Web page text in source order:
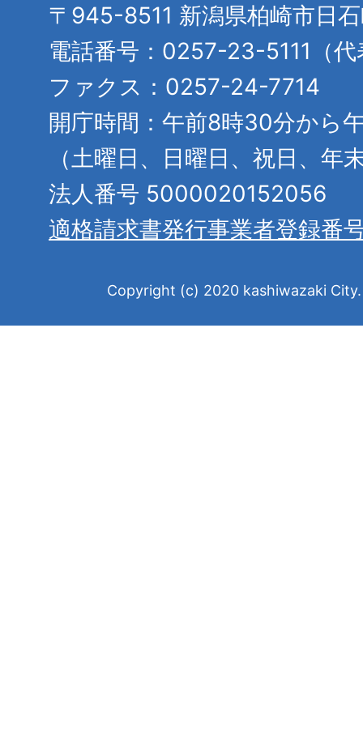
〒945-8511 新潟県柏崎市日
電話番号：0257-23-5111（代
ファクス：0257-24-7714
開庁時間：午前8時30分から
（土曜日、日曜日、祝日、年
法人番号 5000020152056
適格請求書発行事業者登録番
Copyright (c) 2020 kashiwazaki